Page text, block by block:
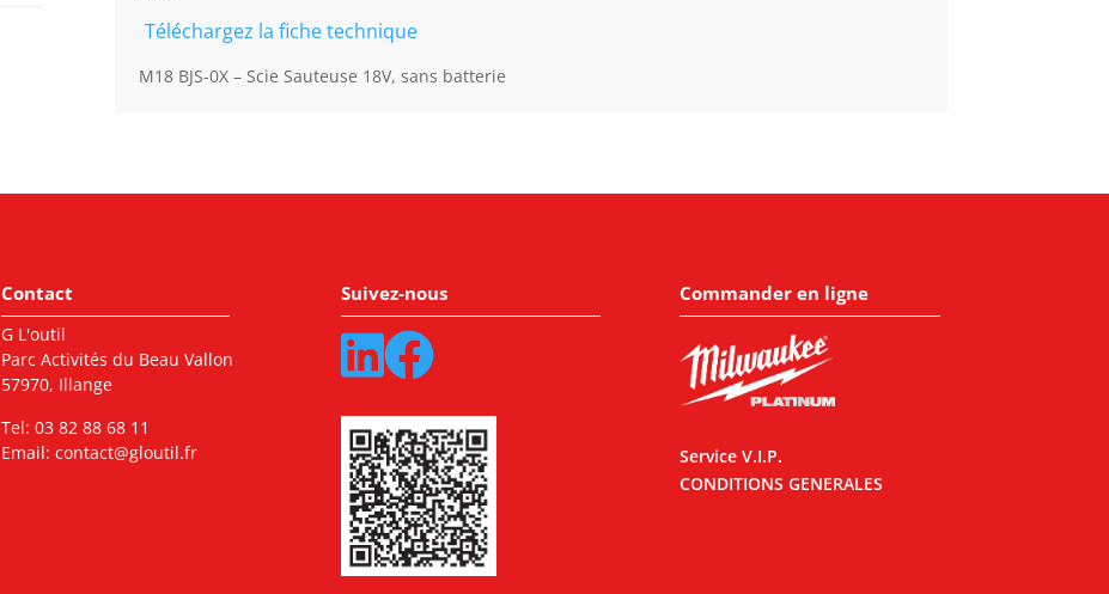
Téléchargez la fiche technique
M18 BJS-0X – Scie Sauteuse 18V, sans batterie
Contact
G L'outil
Parc Activités du Beau Vallon
57970, Illange
Tel: 03 82 88 68 11
Email: contact@gloutil.fr
Suivez-nous Commander en ligne
Service V.I.P.
CONDITIONS GENERALES